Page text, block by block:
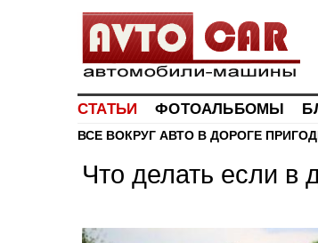
СТАТЬИ ФОТОАЛЬБОМЫ
ВСЕ ВОКРУГ АВТО В ДОРОГЕ
Что делать если в